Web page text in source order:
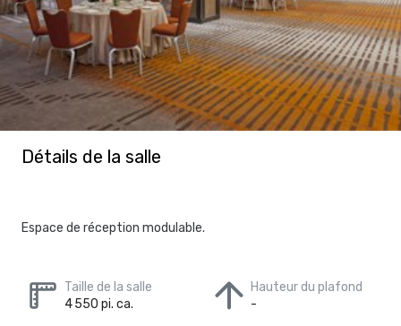
Détails de la salle
Espace de réception modulable.
Taille de la salle
4 550 pi. ca.
Hauteur du plafond
-